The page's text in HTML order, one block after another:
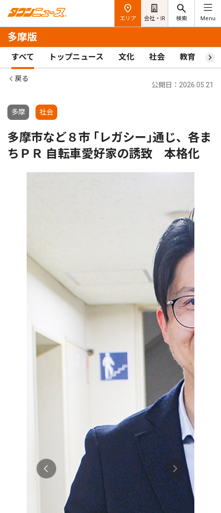
エリア 会社・IR 検索 Menu
多摩版
すべて トップニュース 文化 社会 教育 ス
戻る
多摩 社会
公開日：2026.05.21
多摩市など８市 ｢レガシー｣通じ、各ま
ちＰＲ 自転車愛好家の誘致 本格化